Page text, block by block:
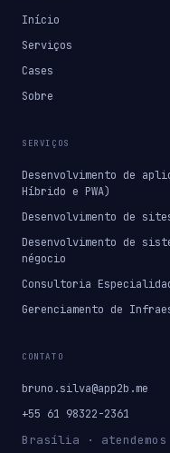
Início
Serviços
Cases
Sobre
SERVIÇOS
Desenvolvimento de
Híbrido e PWA)
Desenvolvimento de
Desenvolvimento de
négocio
Consultoria
Gerenciamento de
CONTATO
bruno.silva@app2b.me
+55 61 98322-2361
Brasília ·